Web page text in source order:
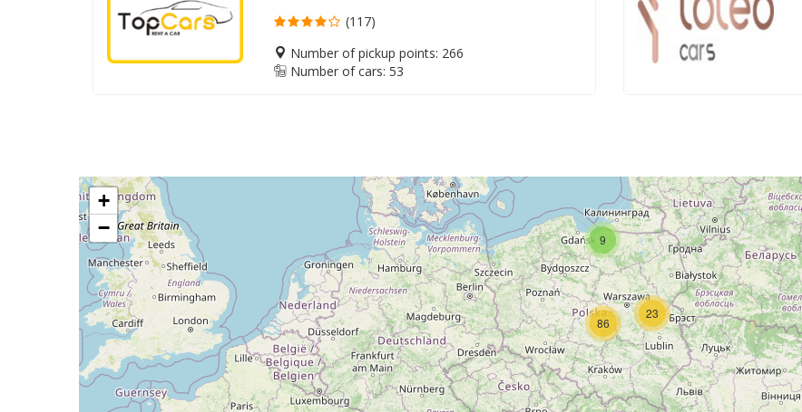
(117)
Number of pickup points: 266
Number of cars: 53
9
23
86
+
−